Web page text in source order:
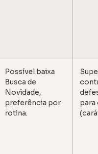
Possível baixa
Busca de
Novidade,
preferência por
rotina.
para